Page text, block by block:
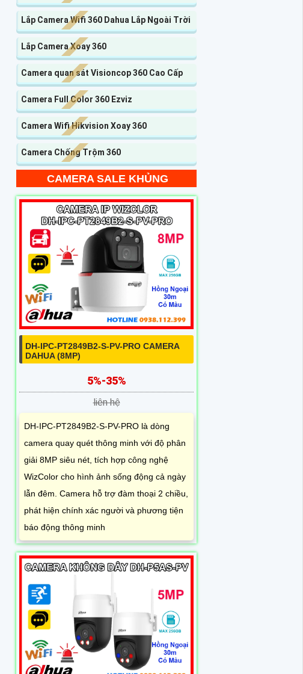
Lắp Camera Wifi 360 Dahua Lắp Ngoài Trời
Lắp Camera Xoay 360
Camera quan sát Visioncop 360 Cao Cấp
Camera Full Color 360 Ezviz
Camera Wifi Hikvision Xoay 360
Camera Chống Trộm 360
CAMERA SALE KHỦNG
DH-IPC-PT2849B2-S-PV-PRO CAMERA
DAHUA (8MP)
5%-35%
liên hệ
DH-IPC-PT2849B2-S-PV-PRO là dòng
camera quay quét thông minh với độ phân
giải 8MP siêu nét, tích hợp công nghệ
WizColor cho hình ảnh sống động cả ngày
lẫn đêm. Camera hỗ trợ đàm thoại 2 chiều,
phát hiện chính xác người và phương tiện
báo động thông minh